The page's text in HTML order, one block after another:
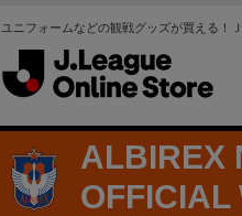
ユニフォームなどの観戦グッズが買える！
ALBIREX
OFFICIAL